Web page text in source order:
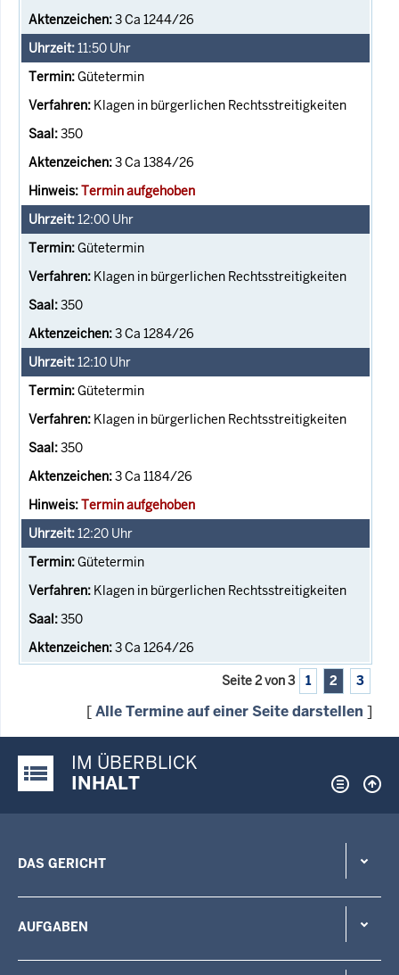
3 Ca 1244/26
11:50 Uhr
Gütetermin
Klagen in bürgerlichen Rechtsstreitigkeiten
350
3 Ca 1384/26
Termin aufgehoben
12:00 Uhr
Gütetermin
Klagen in bürgerlichen Rechtsstreitigkeiten
350
3 Ca 1284/26
12:10 Uhr
Gütetermin
Klagen in bürgerlichen Rechtsstreitigkeiten
350
3 Ca 1184/26
Termin aufgehoben
12:20 Uhr
Gütetermin
Klagen in bürgerlichen Rechtsstreitigkeiten
350
3 Ca 1264/26
Seite 2 von 3 1 2 3
[Alle Termine auf einer Seite darstellen ]
Justiz-Portal im Überblick:
IM ÜBERBLICK
INHALT
DAS GERICHT
AUFGABEN